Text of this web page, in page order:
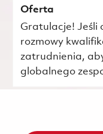
Oferta
Gratulacje! Jeśli
rozmowy
zatrudnienia,
globalnego